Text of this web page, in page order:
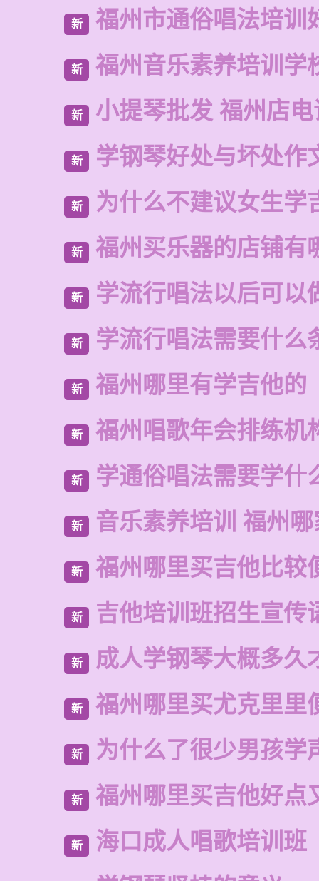
新 福州市通俗唱法培训
新 福州音乐素养培训学
新 小提琴批发 福州店
新 学钢琴好处与坏处作
新 为什么不建议女生学
新 福州买乐器的店铺有
新 学流行唱法以后可以
新 学流行唱法需要什么
新 福州哪里有学吉他的
新 福州唱歌年会排练机
新 学通俗唱法需要学什
新 音乐素养培训 福州
新 福州哪里买吉他比较
新 吉他培训班招生宣传
新 成人学钢琴大概多久
新 福州哪里买尤克里里
新 为什么了很少男孩学
新 福州哪里买吉他好点
新 海口成人唱歌培训班